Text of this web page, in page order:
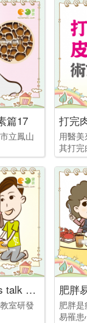
篇17
立鳳山
用醫
其打
觸覺刺激，讓孩子更有自信｜Baby's talk 活動篇4
室研發
肥胖
肥胖
易罹